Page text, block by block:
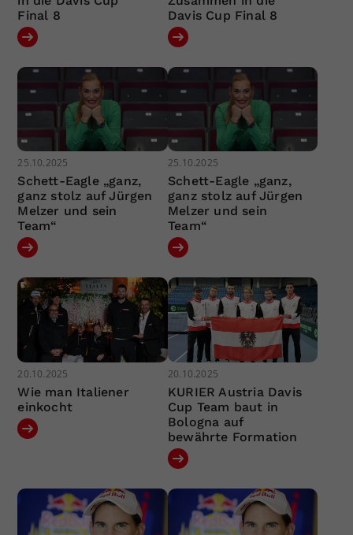
Final 8
Davis Cup Final 8
25.10.2025
Schett-Eagle „ganz,
ganz stolz auf Jürgen
Melzer und sein
Team“
25.10.2025
Schett-Eagle „ganz,
ganz stolz auf Jürgen
Melzer und sein
Team“
20.10.2025
Wie man Italiener
einkocht
20.10.2025
KURIER Austria Davis
Cup Team baut in
Bologna auf
bewährte Formation